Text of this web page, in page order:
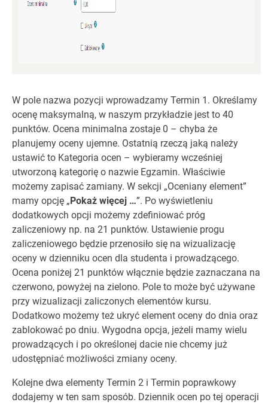
W pole nazwa pozycji wprowadzamy Termin 1. Określamy
ocenę maksymalną, w naszym przykładzie jest to 40
punktów. Ocena minimalna zostaje 0 – chyba że
planujemy oceny ujemne. Ostatnią rzeczą jaką należy
ustawić to Kategoria ocen – wybieramy wcześniej
utworzoną kategorię o nazwie Egzamin. Właściwie
możemy zapisać zamiany. W sekcji „Oceniany element”
mamy opcję „ Pokaż więcej …”. Po wyświetleniu
dodatkowych opcji możemy zdefiniować próg
zaliczeniowy np. na 21 punktów. Ustawienie progu
zaliczeniowego będzie przenosiło się na wizualizację
oceny w dzienniku ocen dla studenta i prowadzącego.
Ocena poniżej 21 punktów włącznie będzie zaznaczana na
czerwono, powyżej na zielono. Pole to może być używane
przy wizualizacji zaliczonych elementów kursu.
Dodatkowo możemy też ukryć element oceny do dnia oraz
zablokować po dniu. Wygodna opcja, jeżeli mamy wielu
prowadzących i po określonej dacie nie chcemy już
udostępniać możliwości zmiany oceny.
Kolejne dwa elementy Termin 2 i Termin poprawkowy
dodajemy w ten sam sposób. Dziennik ocen po tej operacji